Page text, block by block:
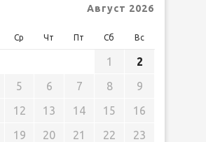
Август 2026
Ср Чт Пт Сб Вс
1
2
5 6 7 8
9
12 13 14 15
16
19 20 21 22
23